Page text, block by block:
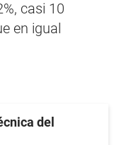
casi 10
en igual
del